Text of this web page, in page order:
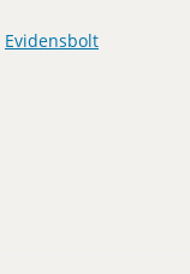
Evidensbolt